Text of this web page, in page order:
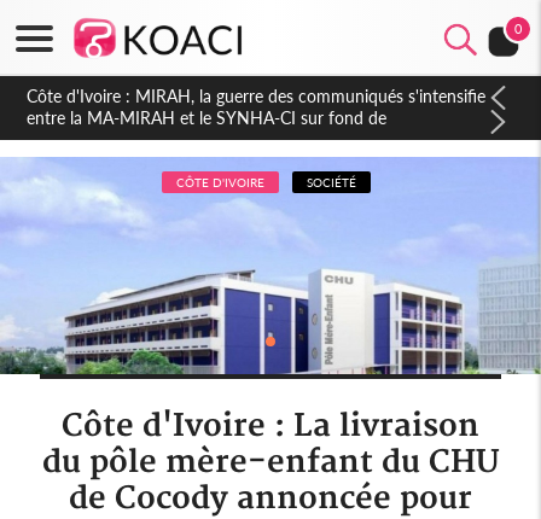
0
Côte d'Ivoire : Indépendance 2026, Thiam plaide pour un
environnement démocratique plus apaisé
CÔTE D'IVOIRE SOCIÉTÉ
Côte d'Ivoire : La livraison
du pôle mère-enfant du CHU
de Cocody annoncée pour